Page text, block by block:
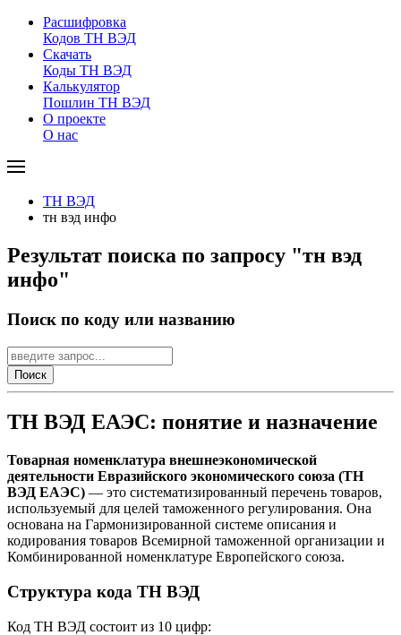
Расшифровка
Кодов ТН ВЭД
Скачать
Коды ТН ВЭД
Калькулятор
Пошлин ТН ВЭД
О проекте
О нас
ТН ВЭД
тн вэд инфо
Результат поиска по запросу "тн вэд
инфо"
Поиск по коду или названию
Поиск
ТН ВЭД ЕАЭС: понятие и назначение
Товарная номенклатура внешнеэкономической
деятельности Евразийского экономического союза (ТН
ВЭД ЕАЭС) — это систематизированный перечень товаров,
используемый для целей таможенного регулирования. Она
основана на Гармонизированной системе описания и
кодирования товаров Всемирной таможенной организации и
Комбинированной номенклатуре Европейского союза.
Структура кода ТН ВЭД
Код ТН ВЭД состоит из 10 цифр: